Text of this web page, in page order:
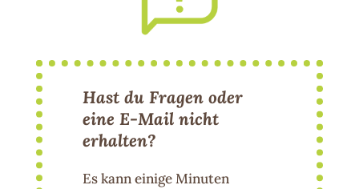
Hast du Fragen oder
eine E-Mail nicht
erhalten?
Es kann einige Minuten